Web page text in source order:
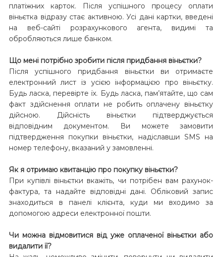
платіжних карток. Після успішного процесу оплати
віньєтка відразу стає активною. Усі дані картки, введені
на веб-сайті розрахункового агента, видимі та
обробляються лише банком.
Що мені потрібно зробити після придбання віньєтки?
Після успішного придбання віньєтки ви отримаєте
електронний лист із усією інформацією про віньєтку.
Будь ласка, перевірте їх. Будь ласка, пам’ятайте, що сам
факт здійснення оплати не робить оплачену віньєтку
дійсною. Дійсність віньєтки підтверджується
відповідним документом. Ви можете замовити
підтвердження покупки віньєтки, надіславши SMS на
номер телефону, вказаний у замовленні.
Як я отримаю квитанцію про покупку віньєтки?
При купівлі віньєтки вкажіть, чи потрібен вам рахунок-
фактура, та надайте відповідні дані. Обліковий запис
знаходиться в панелі клієнта, куди ми входимо за
допомогою адреси електронної пошти.
Чи можна відмовитися від уже оплаченої віньєтки або
видалити її?